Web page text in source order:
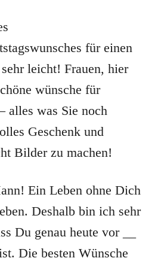
für einen
leicht! Frauen, hier
wünsche für
alles was Sie noch
Geschenk und
Bilder zu machen!
Ein Leben ohne Dich
Deshalb bin ich sehr
Du genau heute vor __
Die besten Wünsche